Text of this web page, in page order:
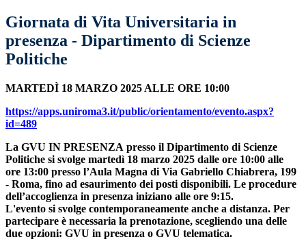
Giornata di Vita Universitaria in
presenza - Dipartimento di Scienze
Politiche
MARTEDÌ 18 MARZO 2025 ALLE ORE 10:00
https://apps.uniroma3.it/public/orientamento/evento.aspx?
id=489
La GVU IN PRESENZA presso il Dipartimento di Scienze
Politiche si svolge martedì 18 marzo 2025 dalle ore 10:00 alle
ore 13:00 presso l’Aula Magna di Via Gabriello Chiabrera, 199
- Roma, fino ad esaurimento dei posti disponibili. Le procedure
dell’accoglienza in presenza iniziano alle ore 9:15.
L'evento si svolge contemporaneamente anche a distanza. Per
partecipare è necessaria la prenotazione, scegliendo una delle
due opzioni: GVU in presenza o GVU telematica.